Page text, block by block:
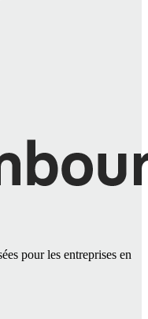
pour les entreprises en